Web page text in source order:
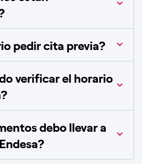
pedir cita previa?
verificar el horario
debo llevar a